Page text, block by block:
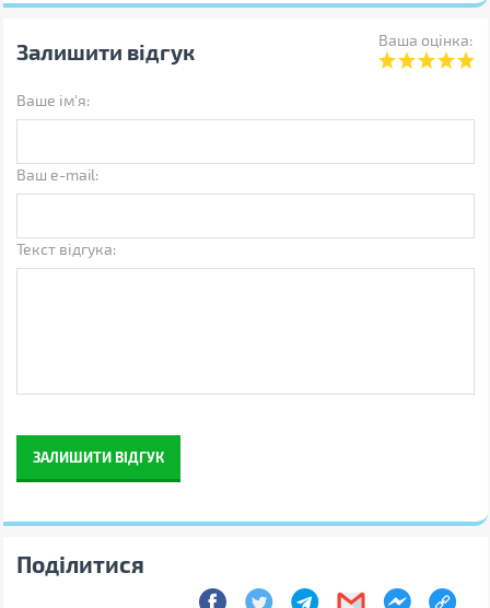
Довжина кабеля
Розмір
Вага
107 г
Колір
чорний
Штрихкод
Примітка
комплектацію товарів без
Залишити відгук Ваша оцінка:
Ваше ім'я:
Ваш e-mail:
Текст відгука:
ЗАЛИШИТИ ВІДГУК
Поділитися